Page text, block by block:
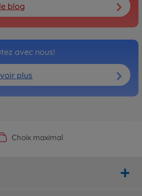
blog
avec nous!
plus
officielle du fabricant
Choix maximal
Service personnalisé
Livraison rapide